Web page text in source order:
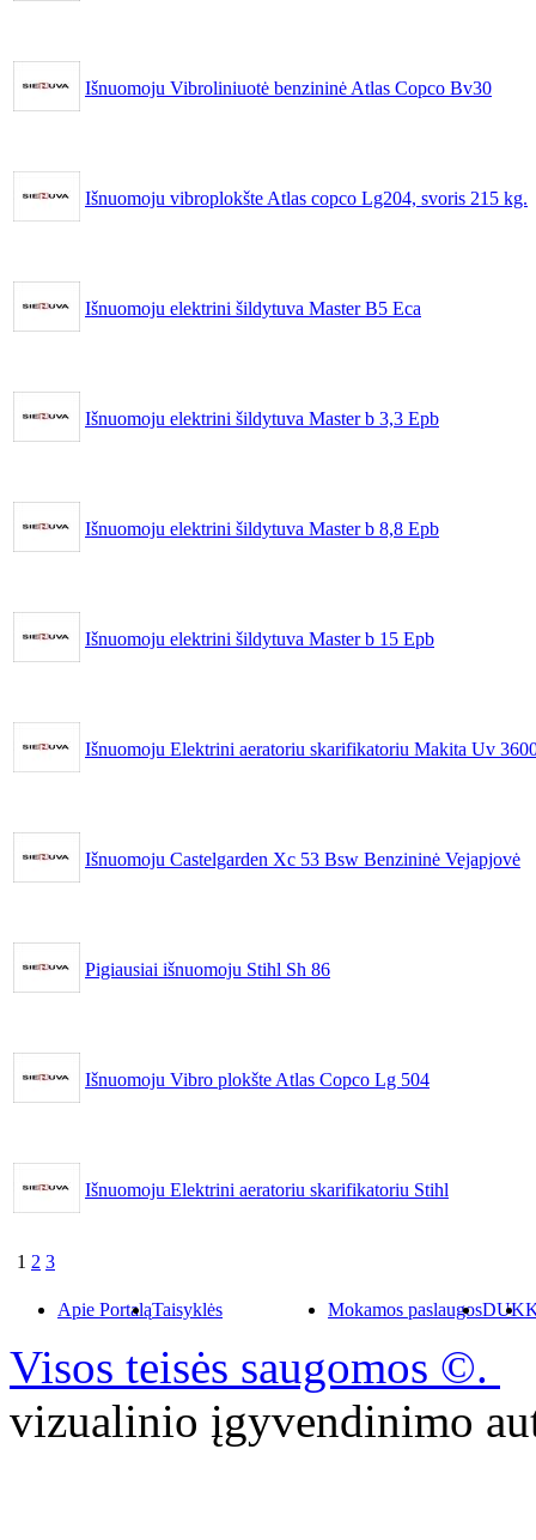
Išnuomoju Vibroliniuotė benzininė Atlas Copco Bv30
Išnuomoju vibroplokšte Atlas copco Lg204, svoris 215 kg.
Išnuomoju elektrini šildytuva Master B5 Eca
Išnuomoju elektrini šildytuva Master b 3,3 Epb
Išnuomoju elektrini šildytuva Master b 8,8 Epb
Išnuomoju elektrini šildytuva Master b 15 Epb
Išnuomoju Elektrini aeratoriu skarifikatoriu Makita Uv
Išnuomoju Castelgarden Xc 53 Bsw Benzininė Vejapjovė
Pigiausiai išnuomoju Stihl Sh 86
Išnuomoju Vibro plokšte Atlas Copco Lg 504
Išnuomoju Elektrini aeratoriu skarifikatoriu Stihl
1 2 3
Apie PortaląTaisyklės Mokamos paslaugosDUK
Visos teisės saugomos ©.
vizualinio įgyvendinimo